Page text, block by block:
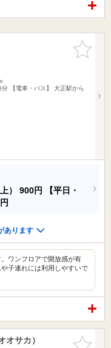
お気に入
りに追加
分 【電車・バス】 大正駅から
） 900円
【平日・
あります
ワンフロアで開放感が有
子連れには利用しやすいで
お気に入
サカ）